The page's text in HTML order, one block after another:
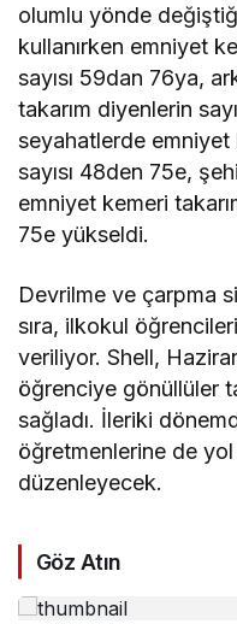
olumlu yönde
kullanırken emniyet
sayısı 59dan 76ya,
takarım diyenlerin
seyahatlerde emniyet
sayısı 48den 75e,
emniyet kemeri
75e yükseldi.
Devrilme ve çarpma
sıra, ilkokul
veriliyor. Shell,
öğrenciye gönüllüler
sağladı. İleriki
öğretmenlerine de
düzenleyecek.
Göz Atın